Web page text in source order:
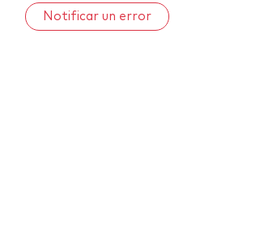
Notificar un error